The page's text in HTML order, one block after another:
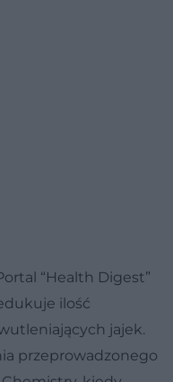
“Health Digest”
ilość
jajek.
przeprowadzonego